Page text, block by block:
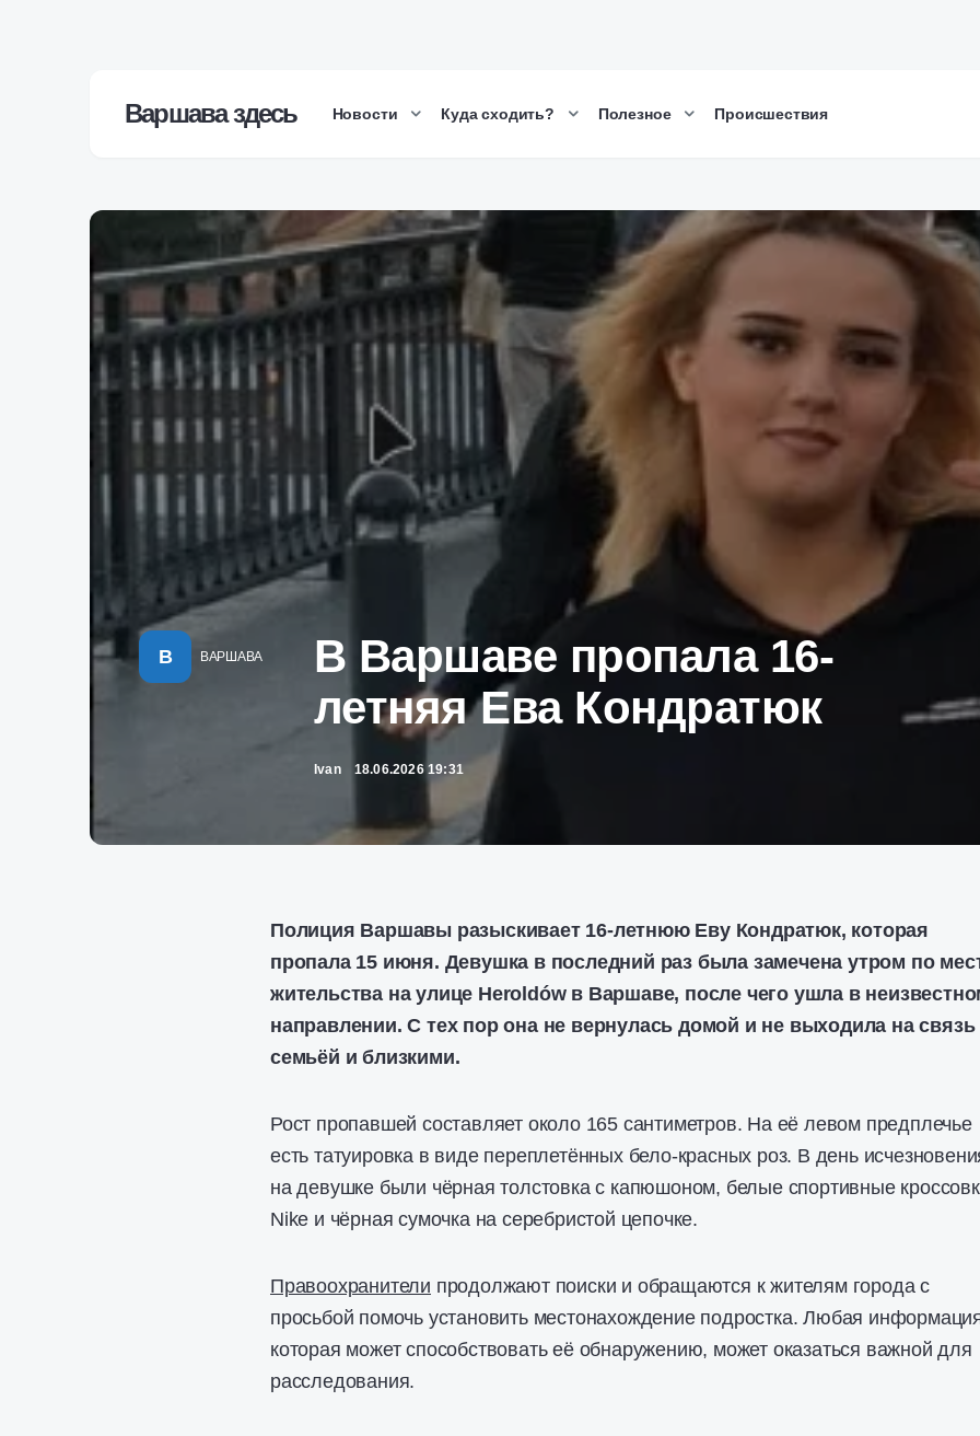
Варшава здесь Новости Куда сходить? Полезное Происшествия
В ВАРШАВА
В Варшаве пропала 16-
летняя Ева Кондратюк
Ivan 18.06.2026 19:31
Полиция Варшавы разыскивает 16-летнюю Еву Кондратюк, которая
пропала 15 июня. Девушка в последний раз была замечена утром по
жительства на улице Heroldów в Варшаве, после чего ушла в
направлении. С тех пор она не вернулась домой и не выходила на связь
семьёй и близкими.
Рост пропавшей составляет около 165 сантиметров. На её левом предплечье
есть татуировка в виде переплетённых бело-красных роз. В день
на девушке были чёрная толстовка с капюшоном, белые спортивные
Nike и чёрная сумочка на серебристой цепочке.
Правоохранители продолжают поиски и обращаются к жителям города с
просьбой помочь установить местонахождение подростка. Любая
которая может способствовать её обнаружению, может оказаться важной для
расследования.